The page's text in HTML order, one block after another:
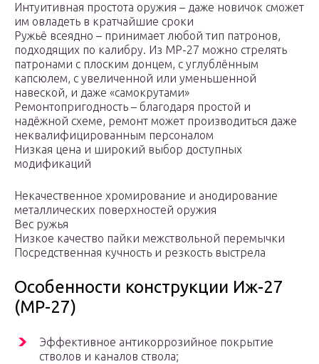
Интуитивная простота оружия – даже новичок сможет
им овладеть в кратчайшие сроки
Ружьё всеядно – принимает любой тип патронов,
подходящих по калибру. Из МР-27 можно стрелять
патронами с плоским донцем, с углублённым
капсюлем, с увеличенной или уменьшенной
навеской, и даже «самокрутами»
Ремонтопригодность – благодаря простой и
надёжной схеме, ремонт может производиться даже
неквалифицированным персоналом
Низкая цена и широкий выбор доступных
модификаций
Некачественное хромирование и анодирование
металлических поверхностей оружия
Вес ружья
Низкое качество пайки межствольной перемычки
Посредственная кучность и резкость выстрела
Особенности конструкции Иж-27
(MP-27)
Эффективное антикоррозийное покрытие
стволов и каналов ствола;